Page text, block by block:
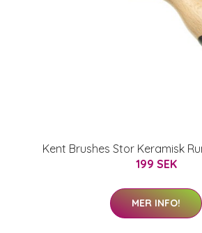
Kent Brushes Stor Keramisk
199 SEK
MER INFO!